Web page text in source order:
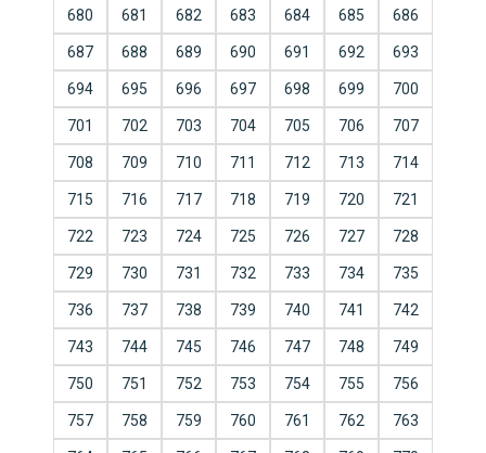
680 681 682 683 684 685 686
687 688 689 690 691 692 693
694 695 696 697 698 699 700
701 702 703 704 705 706 707
708 709 710 711 712 713 714
715 716 717 718 719 720 721
722 723 724 725 726 727 728
729 730 731 732 733 734 735
736 737 738 739 740 741 742
743 744 745 746 747 748 749
750 751 752 753 754 755 756
757 758 759 760 761 762 763